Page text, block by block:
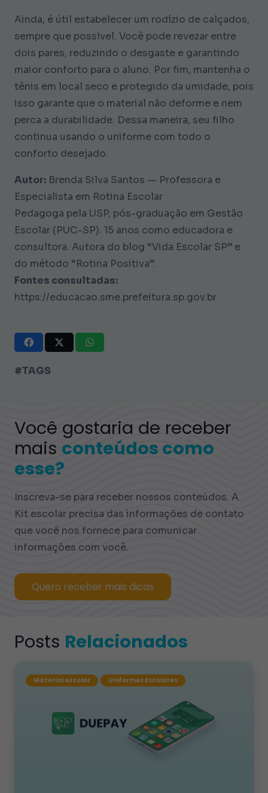
Ainda, é útil estabelecer um rodízio de calçados,
sempre que possível. Você pode revezar entre
dois pares, reduzindo o desgaste e garantindo
maior conforto para o aluno. Por fim, mantenha o
tênis em local seco e protegido da umidade, pois
isso garante que o material não deforme e nem
perca a durabilidade. Dessa maneira, seu filho
continua usando o uniforme com todo o
conforto desejado.
Autor: Brenda Silva Santos — Professora e
Especialista em Rotina Escolar
Pedagoga pela USP, pós-graduação em Gestão
Escolar (PUC-SP). 15 anos como educadora e
consultora. Autora do blog “Vida Escolar SP” e
do método “Rotina Positiva”.
Fontes consultadas:
https://educacao.sme.prefeitura.sp.gov.br
#TAGS
Você gostaria de receber
mais conteúdos como
esse?
Inscreva-se para receber nossos conteúdos. A
Kit escolar precisa das informações de contato
que você nos fornece para comunicar
informações com você.
Quero receber mais dicas
Posts Relacionados
Material escolar Uniformes Escolares